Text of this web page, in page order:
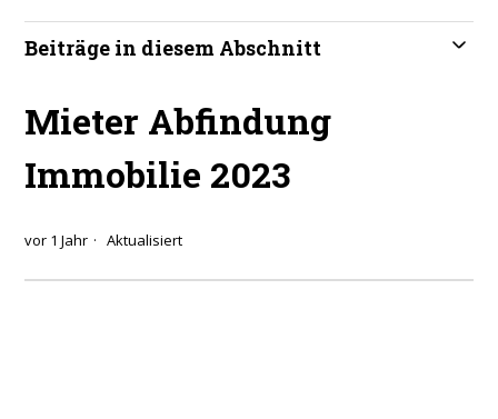
Beiträge in diesem Abschnitt
Mieter Abfindung
Immobilie 2023
vor 1 Jahr Aktualisiert